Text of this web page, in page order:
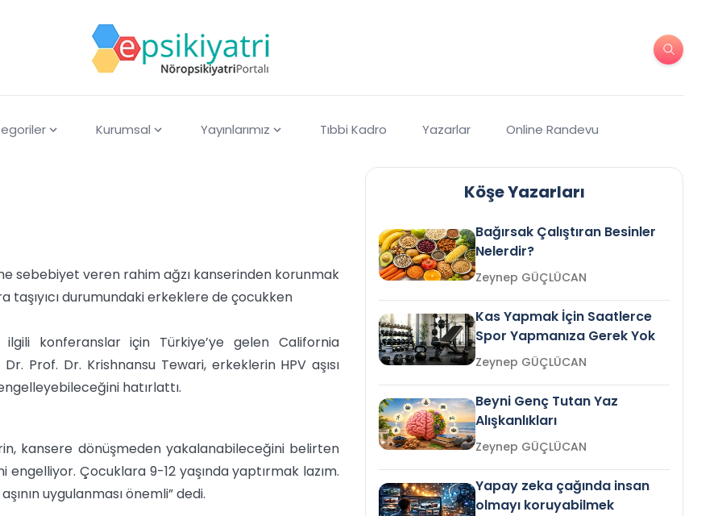
Kurumsal Yayınlarımız Tıbbi Kadro Yazarlar Online Randevu
sebebiyet veren rahim ağzı kanserinden korunmak
taşıyıcı durumundaki erkeklere de çocukken
konferanslar için Türkiye’ye gelen California
Prof. Dr. Krishnansu Tewari, erkeklerin HPV aşısı
hatırlattı.
kansere dönüşmeden yakalanabileceğini belirten
engelliyor. Çocuklara 9-12 yaşında yaptırmak lazım.
uygulanması önemli” dedi.
Köşe Yazarları
Bağırsak Çalıştıran Besinler
Nelerdir?
Zeynep GÜÇLÜCAN
Kas Yapmak İçin Saatlerce
Spor Yapmanıza Gerek Yok
Zeynep GÜÇLÜCAN
Beyni Genç Tutan Yaz
Alışkanlıkları
Zeynep GÜÇLÜCAN
Yapay zeka çağında insan
olmayı koruyabilmek